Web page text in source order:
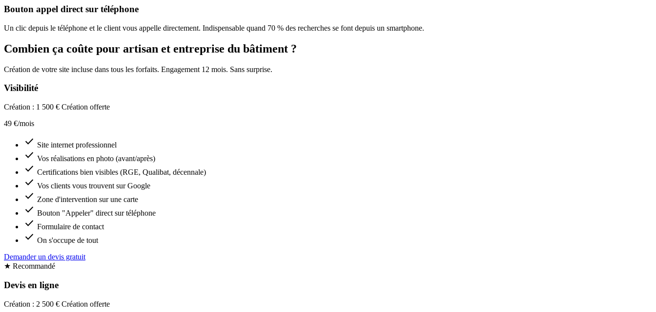
Bouton appel direct sur téléphone
Un clic depuis le téléphone et le client vous appelle directement. Indispensable quand 70 % des recherches se font depuis un smartphone.
Combien ça coûte pour artisan et entreprise du bâtiment ?
Création de votre site incluse dans tous les forfaits. Engagement 12 mois. Sans surprise.
Visibilité
Création : 1 500 € Création offerte
49 €/mois
check Site internet professionnel
check Vos réalisations en photo (avant/après)
check Certifications bien visibles (RGE, Qualibat, décennale)
check Vos clients vous trouvent sur Google
check Zone d'intervention sur une carte
check Bouton "Appeler" direct sur téléphone
check Formulaire de contact
check On s'occupe de tout
Demander un devis gratuit
★ Recommandé
Devis en ligne
Création : 2 500 € Création offerte